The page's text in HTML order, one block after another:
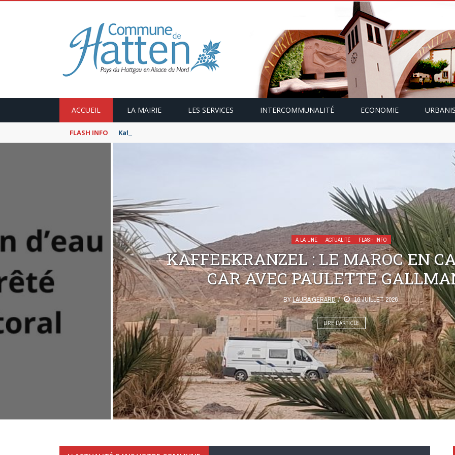
ACCUEIL LA MAIRIE LES SERVICES INTERCOMMUNALITÉ ECONOMIE
FLASH INFO Kaffeekranzel : Le Maroc en camping-car avec Paulette Gallmann
A LA UNE ACTUALITÉ FLASH INFO
KAFFEEKRANZEL : LE MAROC EN
CAR AVEC PAULETTE
BYLAURA GERARD 16 JUILLET 2026
LIRE L’ARTICLE